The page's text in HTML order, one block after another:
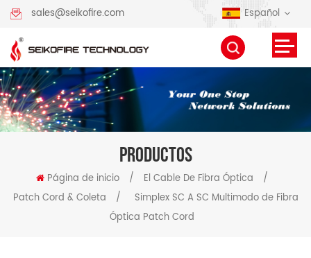
sales@seikofire.com Español
PRODUCTOS
Página de inicio / El Cable De Fibra Óptica
/
Patch Cord & Coleta
/
Simplex SC A SC Multimodo de Fibra
Óptica Patch Cord